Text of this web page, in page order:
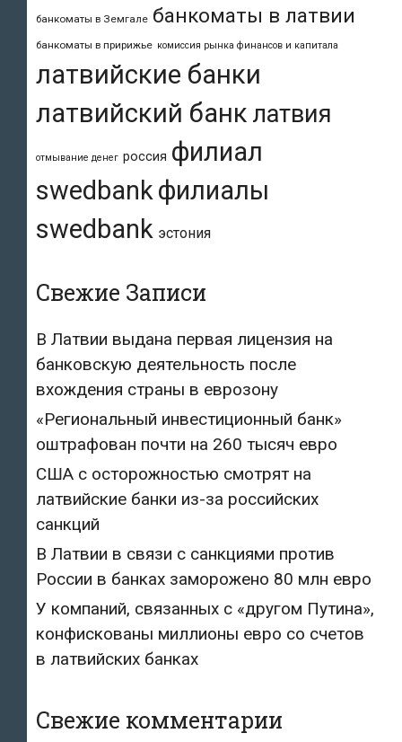
банкоматы в Земгале банкоматы в латвии
банкоматы в пририжье комиссия рынка финансов и капитала
латвийские банки
латвийский банк латвия
отмывание денег россия филиал
swedbankфилиалы
swedbank эстония
Свежие Записи
В Латвии выдана первая лицензия на
банковскую деятельность после
вхождения страны в еврозону
«Региональный инвестиционный банк»
оштрафован почти на 260 тысяч евро
США с осторожностью смотрят на
латвийские банки из-за российских
санкций
В Латвии в связи с санкциями против
России в банках заморожено 80 млн евро
У компаний, связанных с «другом Путина»,
конфискованы миллионы евро со счетов
в латвийских банках
Свежие комментарии